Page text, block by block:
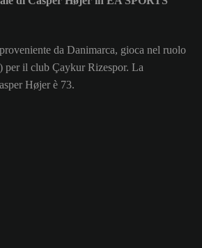
da Danimarca, gioca nel ruolo
per il club Çaykur Rizespor. La
Højer è 73.